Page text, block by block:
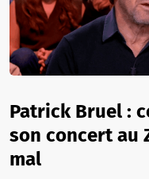
Patrick Bruel :
son concert au
mal